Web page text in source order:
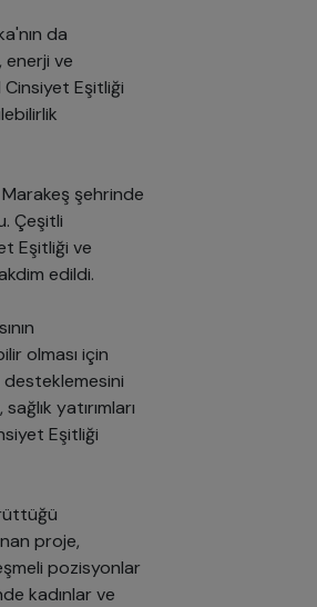
da
enerji ve
Eşitliği
Marakeş şehrinde
Çeşitli
Eşitliği ve
edildi.
olması için
desteklemesini
yatırımları
Eşitliği
proje,
pozisyonlar
kadınlar ve